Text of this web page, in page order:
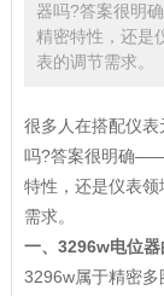
器吗?答案很明
精密特性，还是
表的调节需求。
很多人在搭配仪
吗?答案很明确
特性，还是仪表
需求。
一、3296w电位
3296w属于精密